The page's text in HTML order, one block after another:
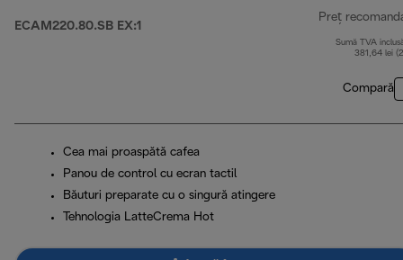
ECAM220.80.SB EX:1
Preț
Sumă TVA
381,64 lei
Compară
Cea mai proaspătă cafea
Panou de control cu ecran tactil
Băuturi preparate cu o singură atingere
Tehnologia LatteCrema Hot